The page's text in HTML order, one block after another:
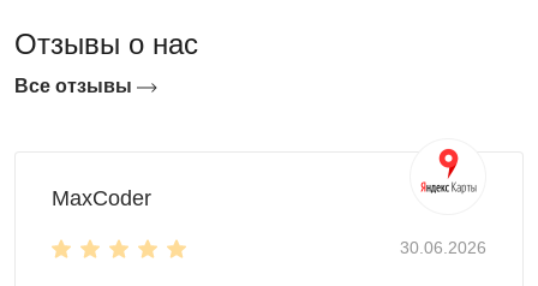
Возможность частичного или полного
для кафе, загородных отелей, террасных зон у
Дополнительная комплектация: ящик может
дополняться системами хранения и полезными
внутреннего пространства.
Отзывы о нас
Все отзывы
MaxCoder
30.06.2026